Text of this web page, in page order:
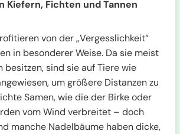
Kiefern, Fichten und Tannen
von der „Vergesslichkeit“
in besonderer Weise. Da sie meist
besitzen, sind sie auf Tiere wie
um größere Distanzen zu
Samen, wie die der Birke oder
vom Wind verbreitet – doch
manche Nadelbäume haben dicke,